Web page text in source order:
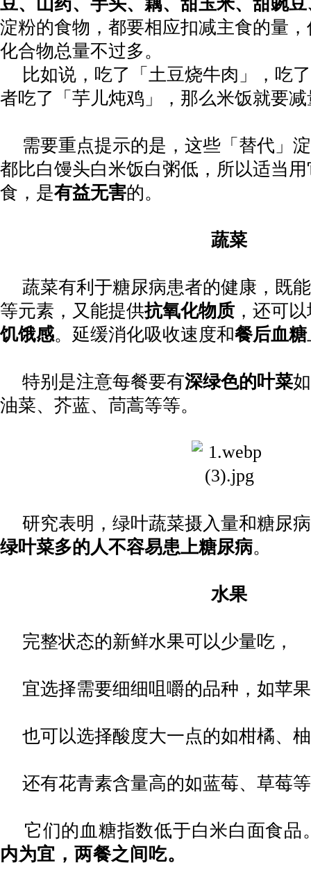
淀粉的食物，都要相应扣减主食的量
化合物总量不过多。
比如说，吃了「土豆烧牛肉」，吃
者吃了「芋儿炖鸡」，那么米饭就要
需要重点提示的是，这些「替代」
都比白馒头白米饭白粥低，所以适当
食，是有益无害的。
蔬菜
蔬菜有利于糖尿病患者的健康，既
等元素，又能提供抗氧化物质 ，还可
饥饿感。延缓消化吸收速度和餐后血糖
特别是注意每餐要有深绿色的叶菜
油菜、芥蓝、茼蒿等等。
研究表明，绿叶蔬菜摄入量和糖尿
绿叶菜多的人不容易患上糖尿病。
水果
完整状态的新鲜水果可以少量吃，
宜选择需要细细咀嚼的品种，如苹
也可以选择酸度大一点的如柑橘、
还有花青素含量高的如蓝莓、草莓
它们的血糖指数低于白米白面食品
内为宜，两餐之间吃。